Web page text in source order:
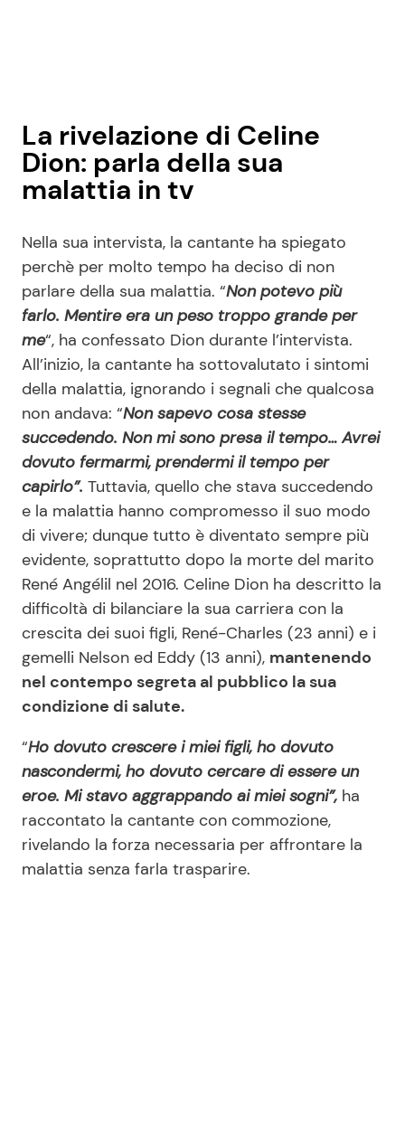
La rivelazione di Celine
Dion: parla della sua
malattia in tv
Nella sua intervista, la cantante ha spiegato
perchè per molto tempo ha deciso di non
parlare della sua malattia. “Non potevo più
farlo. Mentire era un peso troppo grande per
me“, ha confessato Dion durante l’intervista.
All’inizio, la cantante ha sottovalutato i sintomi
della malattia, ignorando i segnali che qualcosa
non andava: “Non sapevo cosa stesse
succedendo. Non mi sono presa il tempo… Avrei
dovuto fermarmi, prendermi il tempo per
capirlo”. Tuttavia, quello che stava succedendo
e la malattia hanno compromesso il suo modo
di vivere; dunque tutto è diventato sempre più
evidente, soprattutto dopo la morte del marito
René Angélil nel 2016. Celine Dion ha descritto la
difficoltà di bilanciare la sua carriera con la
crescita dei suoi figli, René-Charles (23 anni) e i
gemelli Nelson ed Eddy (13 anni), mantenendo
nel contempo segreta al pubblico la sua
condizione di salute.
“Ho dovuto crescere i miei figli, ho dovuto
nascondermi, ho dovuto cercare di essere un
eroe. Mi stavo aggrappando ai miei sogni”, ha
raccontato la cantante con commozione,
rivelando la forza necessaria per affrontare la
malattia senza farla trasparire.